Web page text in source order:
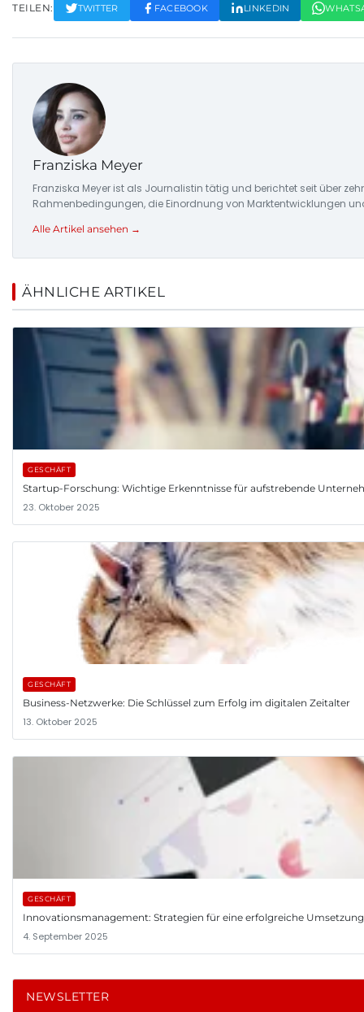
TEILEN: TWITTER FACEBOOK LINKEDIN
Franziska Meyer
Franziska Meyer ist als Journalistin tätig und berichtet seit über
Rahmenbedingungen, die Einordnung von Marktentwicklungen
Alle Artikel ansehen →
ÄHNLICHE ARTIKEL
GESCHÄFT
Startup-Forschung: Wichtige Erkenntnisse für aufstrebende
23. Oktober 2025
GESCHÄFT
Business-Netzwerke: Die Schlüssel zum Erfolg im digitalen Zeitalter
13. Oktober 2025
GESCHÄFT
Innovationsmanagement: Strategien für eine erfolgreiche
4. September 2025
NEWSLETTER